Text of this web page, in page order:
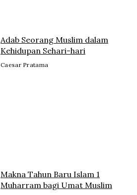
Adab Seorang Muslim dalam
Kehidupan Sehari-hari
Caesar Pratama
Makna Tahun Baru Islam 1
Muharram bagi Umat Muslim